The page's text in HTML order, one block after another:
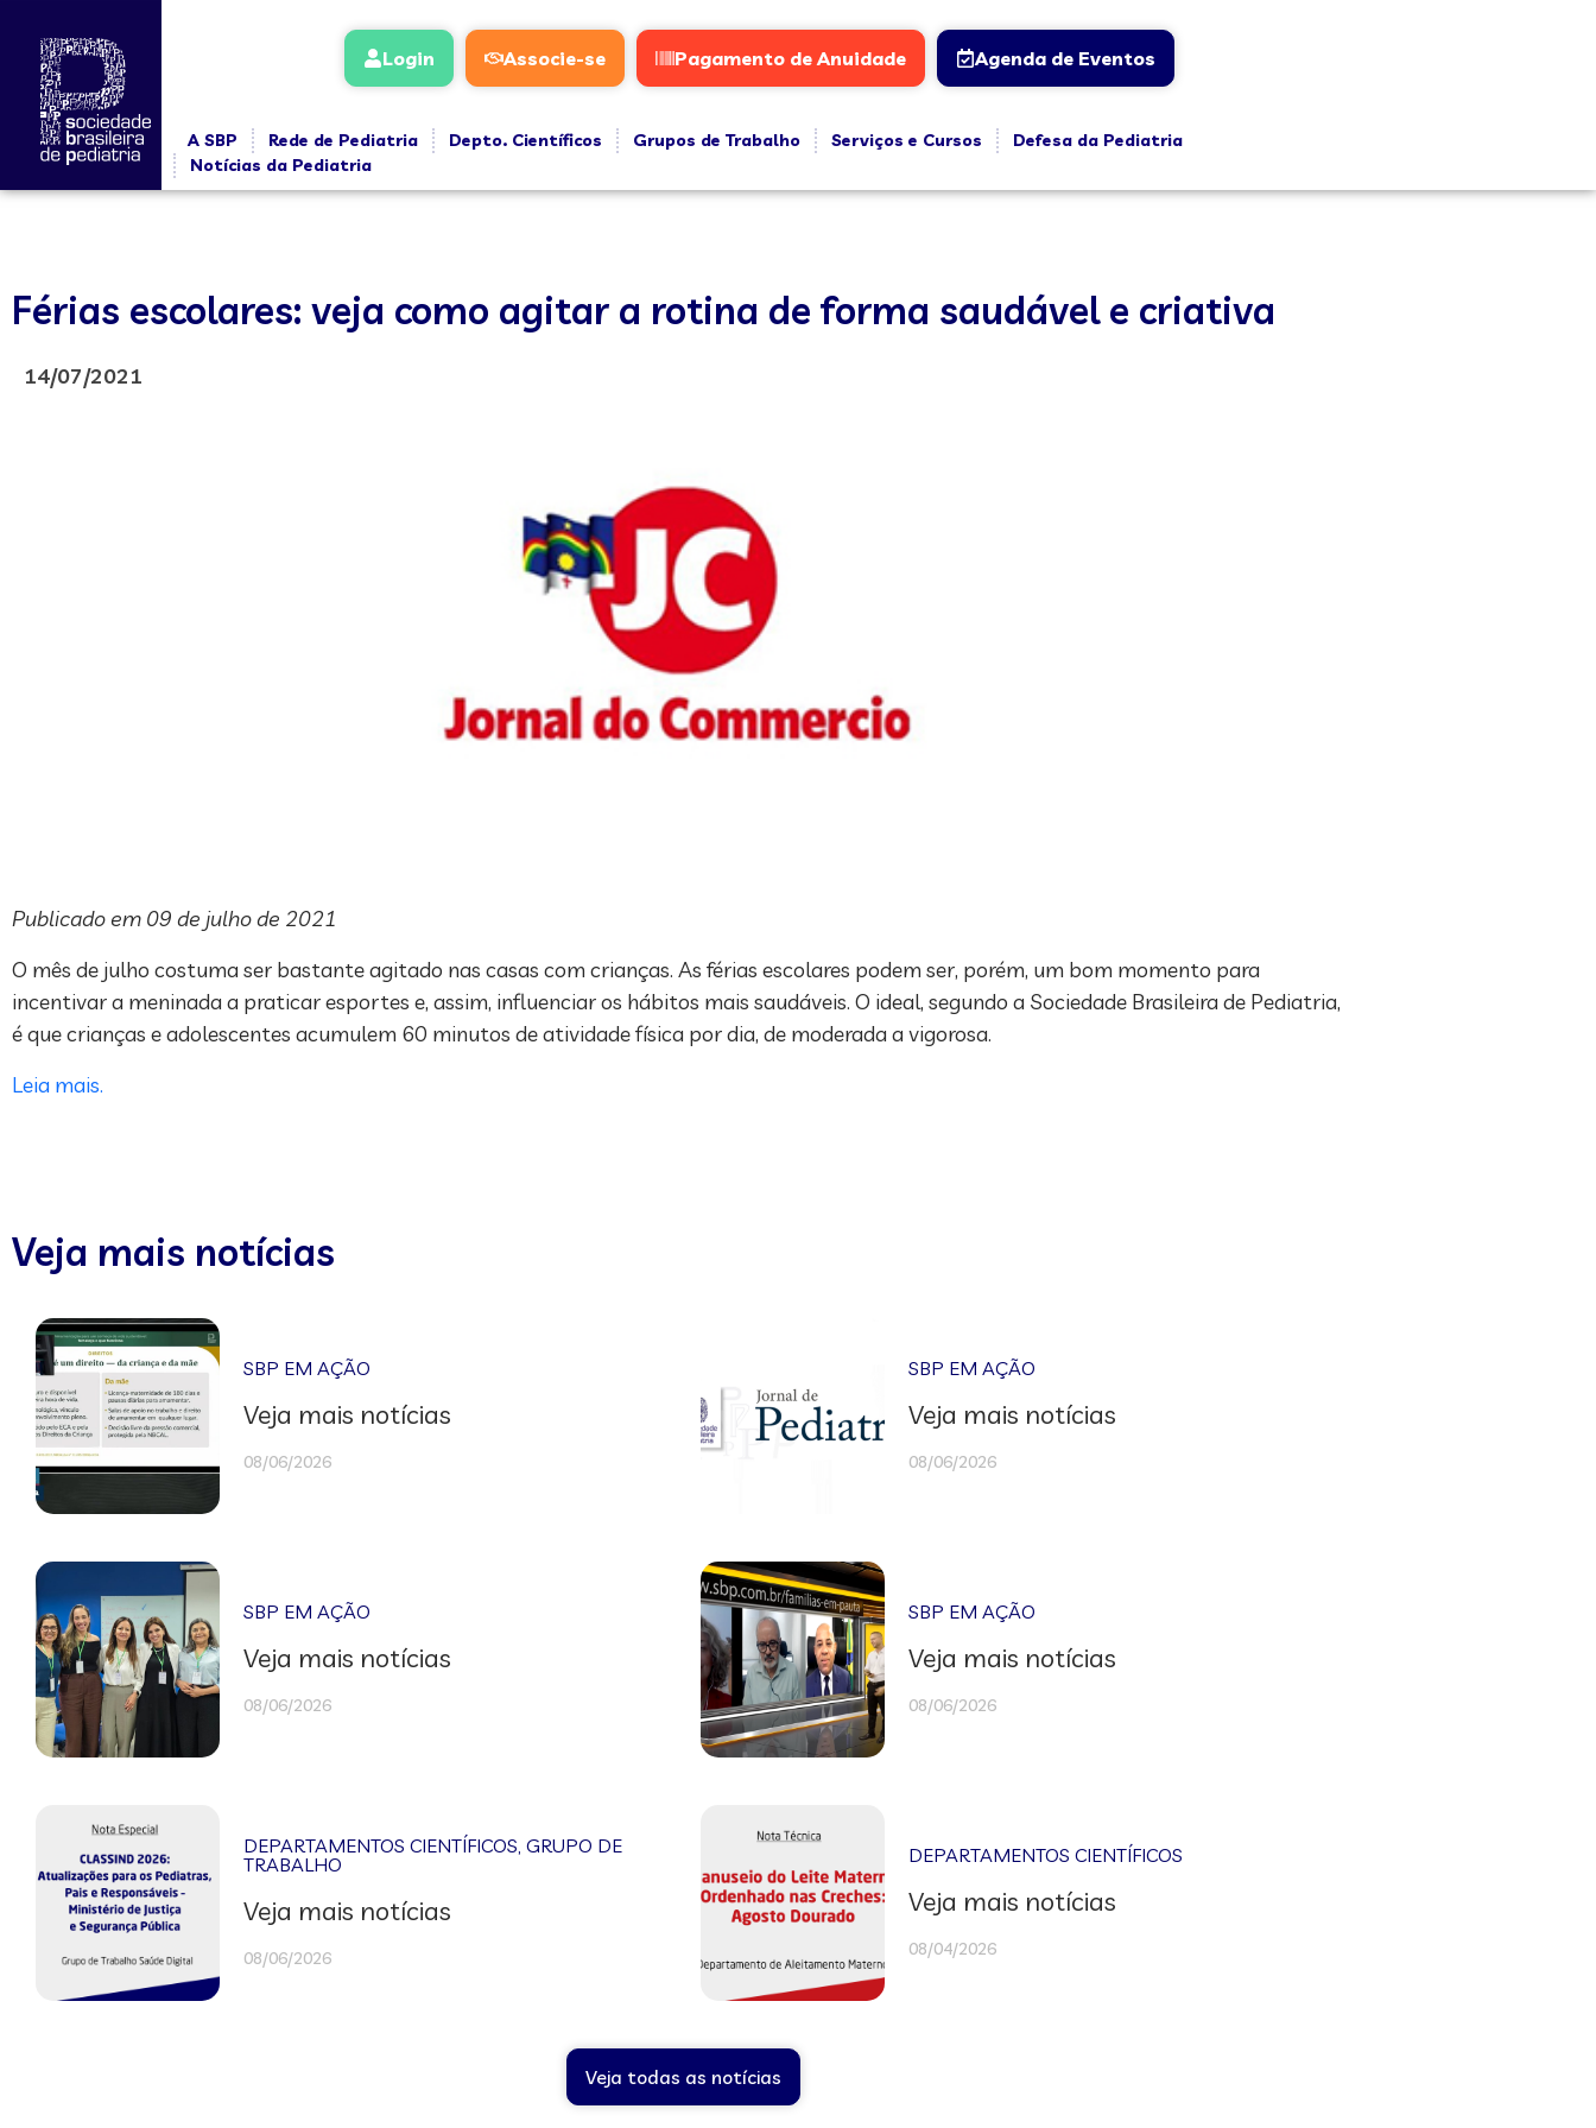
Login Associe-se Pagamento de Anuidade Agenda de Eventos
A SBP Rede de Pediatria Depto. Científicos Grupos de Trabalho Serviços e Cursos
Defesa da Pediatria
Notícias da Pediatria
Férias escolares: veja como agitar a rotina de forma saudável e criativa
14/07/2021
Publicado em 09 de julho de 2021
O mês de julho costuma ser bastante agitado nas casas com crianças. As férias escolares podem ser, porém, um bom momento para
incentivar a meninada a praticar esportes e, assim, influenciar os hábitos mais saudáveis. O ideal, segundo a Sociedade Brasileira de Pediatria,
é que crianças e adolescentes acumulem 60 minutos de atividade física por dia, de moderada a vigorosa.
Leia mais.
Veja mais notícias
SBP EM AÇÃO
Veja mais notícias
08/06/2026
SBP EM AÇÃO
Veja mais notícias
08/06/2026
SBP EM AÇÃO
Veja mais notícias
08/06/2026
SBP EM AÇÃO
Veja mais notícias
08/06/2026
DEPARTAMENTOS CIENTÍFICOS,GRUPO DE
TRABALHO
Veja mais notícias
08/06/2026
DEPARTAMENTOS CIENTÍFICOS
Veja mais notícias
08/04/2026
Veja todas as notícias